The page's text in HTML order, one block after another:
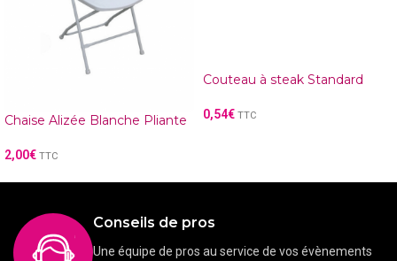
Chaise Alizée Blanche Pliante
2,00€ TTC
Couteau à steak Standard
0,54€ TTC
Conseils de pros
Une équipe de pros au service de vos évènements